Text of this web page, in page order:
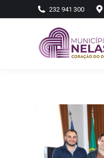
232 941 300